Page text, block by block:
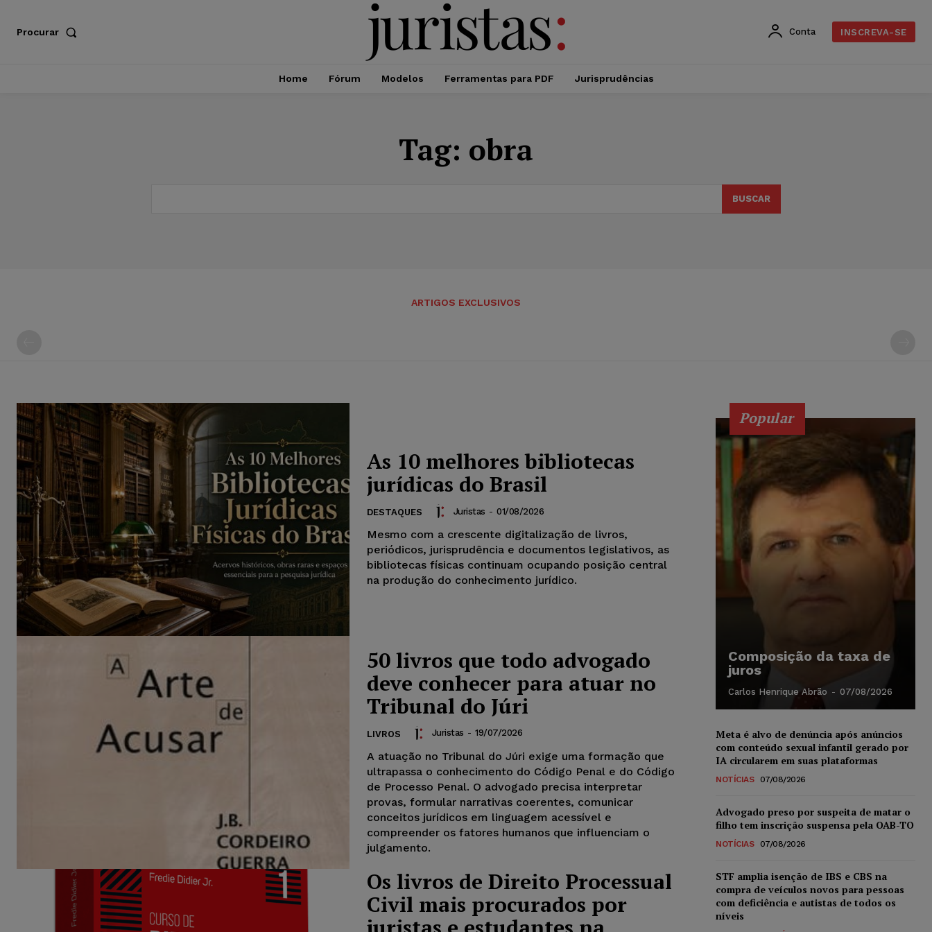
Procurar Conta INSCREVA-SE
Home Fórum Modelos Ferramentas para PDF Jurisprudências
Tag: obra
BUSCAR
ARTIGOS EXCLUSIVOS
As 10 melhores bibliotecas
jurídicas do Brasil
DESTAQUES Juristas - 01/08/2026
Mesmo com a crescente digitalização de livros,
periódicos, jurisprudência e documentos legislativos, as
bibliotecas físicas continuam ocupando posição central
na produção do conhecimento jurídico.
50 livros que todo advogado
deve conhecer para atuar no
Tribunal do Júri
LIVROS Juristas - 19/07/2026
A atuação no Tribunal do Júri exige uma formação que
ultrapassa o conhecimento do Código Penal e do Código
de Processo Penal. O advogado precisa interpretar
provas, formular narrativas coerentes, comunicar
conceitos jurídicos em linguagem acessível e
compreender os fatores humanos que influenciam o
julgamento.
Os livros de Direito Processual
Civil mais procurados por
Popular
Composição da taxa de
juros
Carlos Henrique Abrão - 07/08/2026
Meta é alvo de denúncia após anúncios
com conteúdo sexual infantil gerado por
IA circularem em suas plataformas
NOTÍCIAS 07/08/2026
Advogado preso por suspeita de matar o
filho tem inscrição suspensa pela OAB-TO
NOTÍCIAS 07/08/2026
STF amplia isenção de IBS e CBS na
compra de veículos novos para pessoas
com deficiência e autistas de todos os
níveis